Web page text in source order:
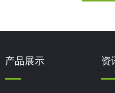
产品展示 资